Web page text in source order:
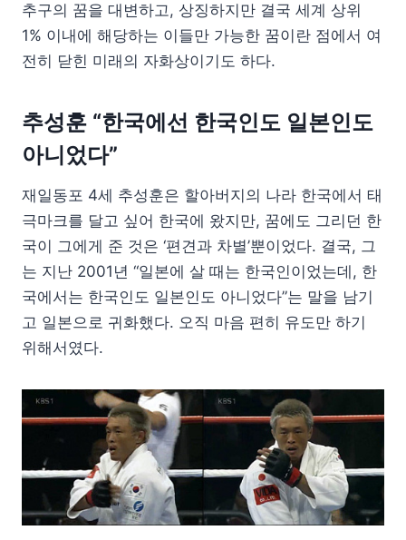
추구의 꿈을 대변하고, 상징하지만 결국 세계 상위
1% 이내에 해당하는 이들만 가능한 꿈이란 점에서 여
전히 닫힌 미래의 자화상이기도 하다.
추성훈 “한국에선 한국인도 일본인도
아니었다”
재일동포 4세 추성훈은 할아버지의 나라 한국에서 태
극마크를 달고 싶어 한국에 왔지만, 꿈에도 그리던 한
국이 그에게 준 것은 ‘편견과 차별’뿐이었다. 결국, 그
는 지난 2001년 “일본에 살 때는 한국인이었는데, 한
국에서는 한국인도 일본인도 아니었다”는 말을 남기
고 일본으로 귀화했다. 오직 마음 편히 유도만 하기
위해서였다.